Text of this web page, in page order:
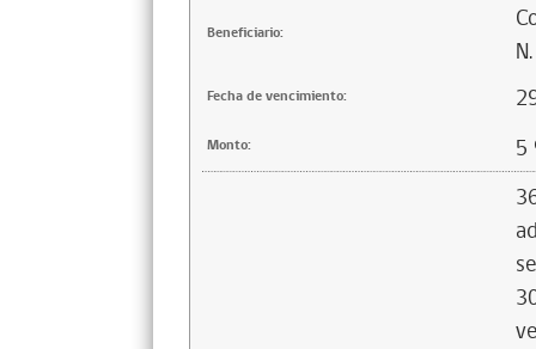
Beneficiario:
Fecha de vencimiento:
Monto: 5